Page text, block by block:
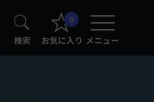
検索
0
お気に入り メニュー